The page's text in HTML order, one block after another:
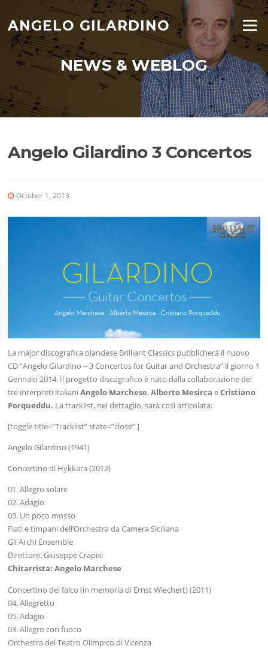
content
ANGELO GILARDINO Menu
NEWS & WEBLOG
Angelo Gilardino 3 Concertos
October 1, 2013
La major discografica olandese Brilliant Classics pubblicherà il nuovo
CD “Angelo Gilardino – 3 Concertos for Guitar and Orchestra” il giorno 1
Gennaio 2014. Il progetto discografico è nato dalla collaborazione dei
tre interpreti italianiAngelo Marchese,Alberto Mesirca eCristiano
Porqueddu. La tracklist, nel dettaglio, sarà così articolata:
[toggle title=”Tracklist” state=”close” ]
Angelo Gilardino (1941)
Concertino di Hykkara (2012)
01. Allegro solare
02. Adagio
03. Un poco mosso
Fiati e timpani dell’Orchestra da Camera Siciliana
Gli Archi Ensemble
Direttore: Giuseppe Crapisi
Chitarrista: Angelo Marchese
Concertino del falco (in memoria di Ernst Wiechert) (2011)
04. Allegretto
05. Adagio
03. Allegro con fuoco
Orchestra del Teatro Olimpico di Vicenza